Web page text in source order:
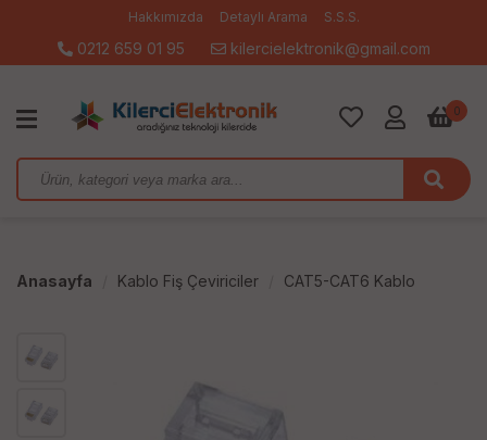
Hakkımızda Detaylı Arama S.S.S.
0212 659 01 95 kilercielektronik@gmail.com
0
Anasayfa Kablo Fiş Çeviriciler CAT5-CAT6 Kablo